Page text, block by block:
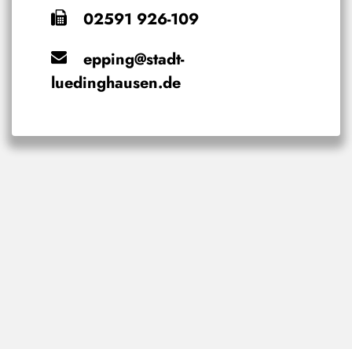
02591 926-109
epping@stadt-
luedinghausen.de